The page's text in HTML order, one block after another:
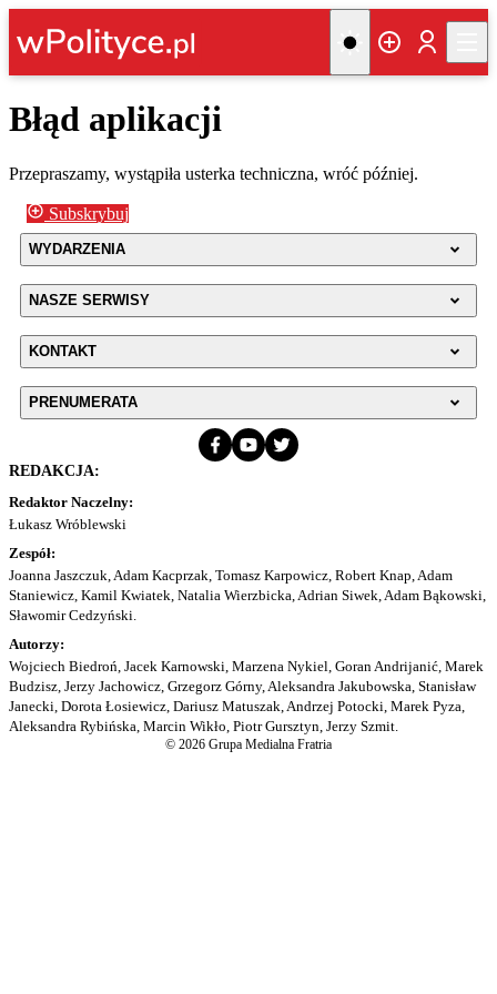
Błąd aplikacji
Przepraszamy, wystąpiła usterka techniczna, wróć później.
Subskrybuj
WYDARZENIA
NASZE SERWISY
KONTAKT
PRENUMERATA
REDAKCJA:
Redaktor Naczelny:
Łukasz Wróblewski
Zespół:
Joanna Jaszczuk, Adam Kacprzak, Tomasz Karpowicz, Robert Knap, Adam
Staniewicz, Kamil Kwiatek, Natalia Wierzbicka, Adrian Siwek, Adam Bąkowski,
Sławomir Cedzyński.
Autorzy:
Wojciech Biedroń, Jacek Karnowski, Marzena Nykiel, Goran Andrijanić, Marek
Budzisz, Jerzy Jachowicz, Grzegorz Górny, Aleksandra Jakubowska, Stanisław
Janecki, Dorota Łosiewicz, Dariusz Matuszak, Andrzej Potocki, Marek Pyza,
Aleksandra Rybińska, Marcin Wikło, Piotr Gursztyn, Jerzy Szmit.
© 2026 Grupa Medialna Fratria